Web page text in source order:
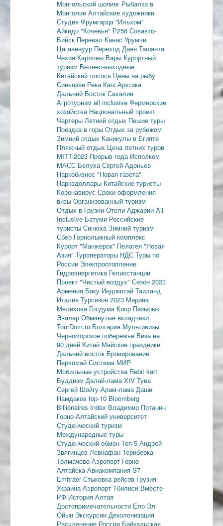
Монгольский шопинг Рыбалка в
Монголии Алтайские художники
Студия Фрумгарца "Ильхом"
Айкидо "Кочевье" Р256 Совавто-
Бийск Перевал Канас Урумчи
Цагааннуур Переход Даян Ташанта
Чехия Карловы Вары Курортный
туризм Велнес-выходные
Китайский лосось Цены на рыбу
Синьцзян Река Каш Арктика
Дальний Восток Сахалин
Агротуризм all inclusive Фермерские
хозяйства Национальный проект
Чартеры Летний отдых Пешие туры
Поездка в горы Отдых за рубежом
Зимний отдых Каникулы в Египте
Пляжный отдых Цена летних туров
MITT-2023 Прорыв года Исполком
МАСС Белуха Сергей Адоньев
Наркобизнес "Новая газета"
Наркодоллары Китайские туристы
Коронавирус Сроки оформления
визы Организованный туризм
Отдых в Грузии Отели Аджарии All
Inclusive Батуми Российские
туристы Синюха Зимний туризм
Сбер Горнолыжный комплекс
Курорт "Манжерок" Пелагея "Новая
Азия" Туроператоры НДС Туры по
России Электроотопление
Гидроэнергетика Гелиостанции
Проект "Чистый воздух" Сезон 2023
Армения Баку Индокитай Таиланд
Италия Турсезон 2023 Марина
Мелихова Госдума Кипр Пазырык
Эвалар Обманутые вкладчики
TourDom.ru Болгария Мультивизы
Черноморское побережье Виза на
90 дней Китай Майские праздники
Дальний восток Бронирование
Первомай Система МИР
Мобильные устройства Rebit kart
Буддизм Далай-лама XIV Тува
Сергей Шойгу Арам-лама Даши
Намдаков top-10 Bloomberg
Billionaires Index Владимир Потанин
Горно-Алтайский университет
Студенческий туризм
Международные туры
Студенческий обмен Топ-5 Андрей
Звягинцев Левиафан Териберка
Толмачево Аэропорт Горно-
Алтайска Авиакомпания S7
EmbraerСтыковка рейсов Грузия
Украина Аэропорт Тбилиси Вместе-
РФ История Алтая
Достопримечательности Ело Эл
Ойын Экскурсии Деколонизация
Расчленение России Байкальская